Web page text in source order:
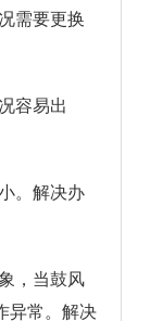
需要更换
容易出
。解决办
，当鼓风
异常。解决